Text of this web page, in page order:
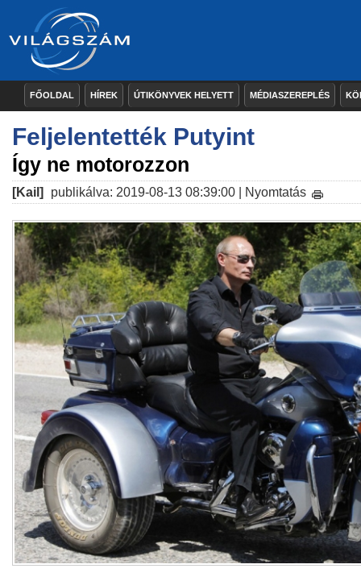
FŐOLDAL HÍREK ÚTIKÖNYVEK HELYETT MÉDIASZEREPLÉS
Feljelentették Putyint
Így ne motorozzon
[Kail] publikálva: 2019-08-13 08:39:00 | Nyomtatás